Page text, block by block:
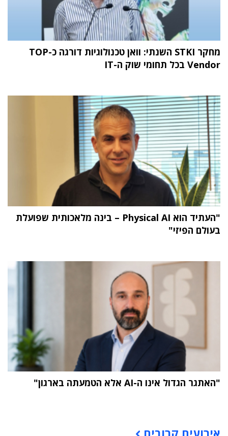
מחקר STKI השנתי: וואן טכנולוגיות דורגה כ-TOP
Vendor בכל תחומי שוק ה-IT
"העתיד הוא Physical AI – בינה מלאכותית שפועלת
בעולם הפיזי"
"האתגר הגדול אינו ה-AI אלא הטמעתה בארגון"
אירועים קרובים